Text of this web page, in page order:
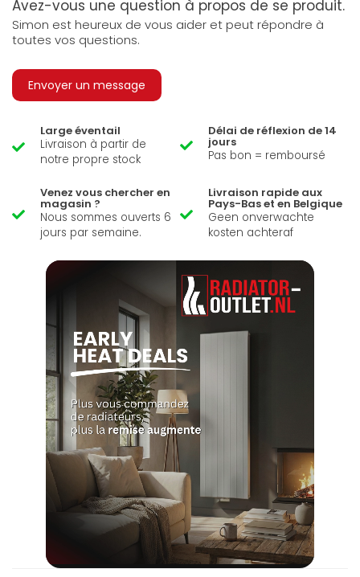
Avez-vous une question à propos de se produit.
Simon est heureux de vous aider et peut répondre à
toutes vos questions.
Envoyer un message
Large éventail
Livraison à partir de
notre propre stock
Délai de réflexion de 14
jours
Pas bon = remboursé
Venez vous chercher en
magasin ?
Nous sommes ouverts 6
jours par semaine.
Livraison rapide aux
Pays-Bas et en Belgique
Geen onverwachte
kosten achteraf